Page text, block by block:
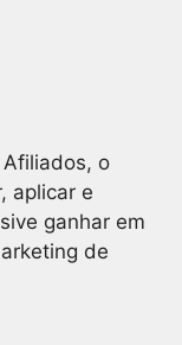
o
aplicar e
ganhar em
de